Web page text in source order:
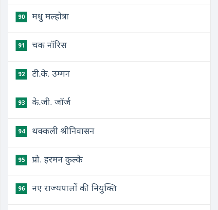
90 मधु मल्होत्रा
91 चक नॉरिस
92 टी.के. उम्मन
93 के.जी. जॉर्ज
94 थक्कली श्रीनिवासन
95 प्रो. हरमन कुल्के
96 नए राज्यपालों की नियुक्ति